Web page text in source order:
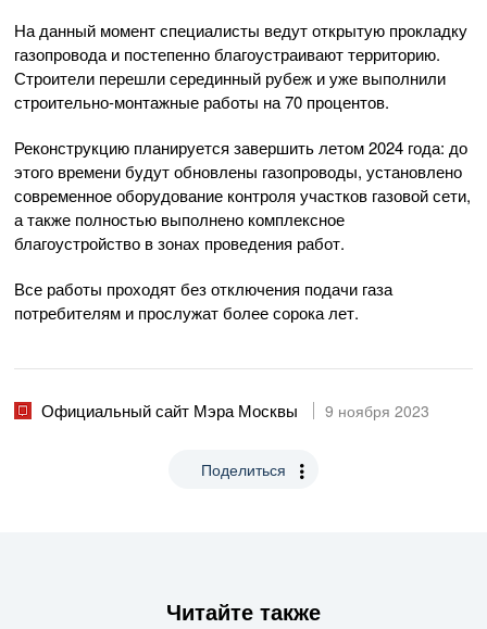
На данный момент специалисты ведут открытую прокладку
газопровода и постепенно благоустраивают территорию.
Строители перешли серединный рубеж и уже выполнили
строительно-монтажные работы на 70 процентов.
Реконструкцию планируется завершить летом 2024 года: до
этого времени будут обновлены газопроводы, установлено
современное оборудование контроля участков газовой сети,
а также полностью выполнено комплексное
благоустройство в зонах проведения работ.
Все работы проходят без отключения подачи газа
потребителям и прослужат более сорока лет.
Официальный сайт Мэра Москвы 9 ноября 2023
Поделиться
Читайте также